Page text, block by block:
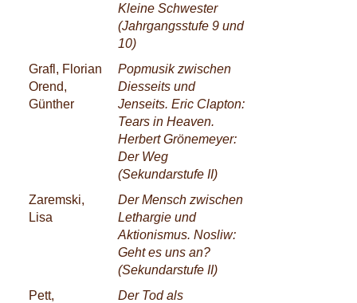
Kleine Schwester
(Jahrgangsstufe 9 und
10)
Grafl, Florian
Orend,
Günther
Popmusik zwischen
Diesseits und
Jenseits. Eric Clapton:
Tears in Heaven.
Herbert Grönemeyer:
Der Weg
(Sekundarstufe II)
Zaremski,
Lisa
Der Mensch zwischen
Lethargie und
Aktionismus. Nosliw:
Geht es uns an?
(Sekundarstufe II)
Pett,
Der Tod als